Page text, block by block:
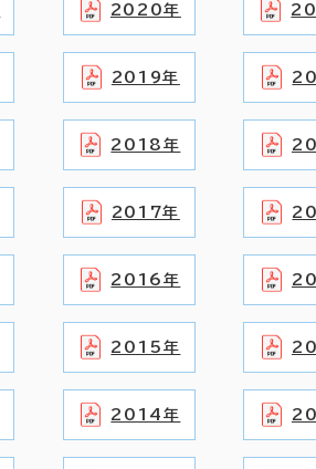
2020年
2019年
2018年
2017年
2016年
2015年
2014年